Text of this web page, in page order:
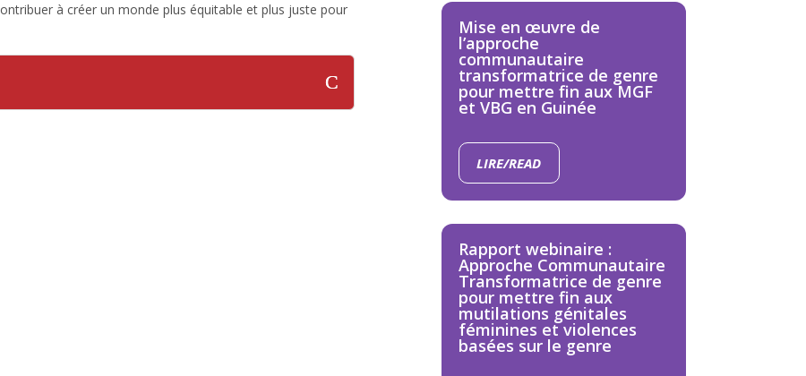
à créer un monde plus équitable et plus juste pour
Mise en œuvre de
l’approche
communautaire
transformatrice de genre
pour mettre fin aux MGF
et VBG en Guinée
LIRE/READ
Rapport webinaire :
Approche Communautaire
Transformatrice de genre
pour mettre fin aux
mutilations génitales
féminines et violences
basées sur le genre